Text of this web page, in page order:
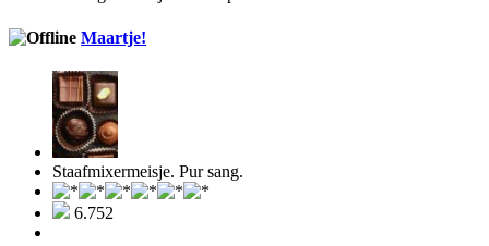
Maartje!
Staafmixermeisje. Pur sang.
6.752